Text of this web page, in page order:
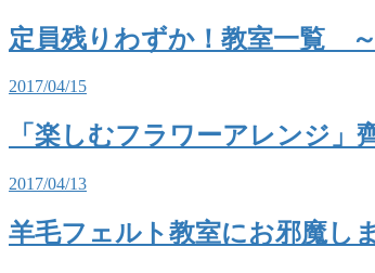
定員残りわずか！教室一覧
2017/04/15
「楽しむフラワーアレンジ」
2017/04/13
羊毛フェルト教室にお邪魔し